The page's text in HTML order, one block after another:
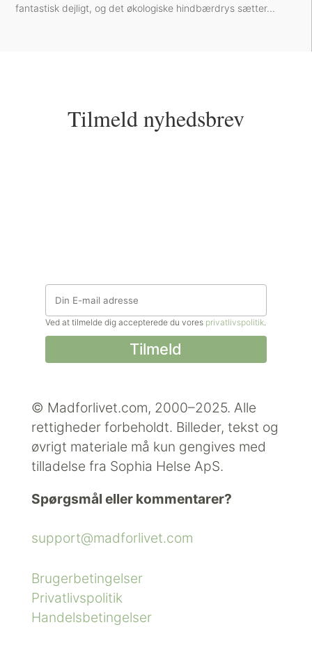
fantastisk dejligt, og det økologiske hindbærdrys sætter...
Tilmeld nyhedsbrev
Ved at tilmelde dig accepterede du vores privatlivspolitik.
© Madforlivet.com, 2000–2025. Alle
rettigheder forbeholdt. Billeder, tekst og
øvrigt materiale må kun gengives med
tilladelse fra Sophia Helse ApS.
Spørgsmål eller kommentarer?
support@madforlivet.com
Brugerbetingelser
Privatlivspolitik
Handelsbetingelser